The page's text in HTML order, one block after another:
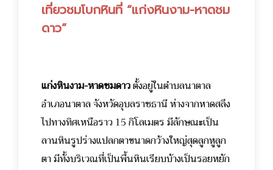
เที่ยวชมโบกหินที่ “แก่งหินงาม-หาดชม
ดาว”
แก่งหินงาม-หาดชมดาวตั้งอยู่ในตำบลนาตาล
อำเภอนาตาล จังหวัดอุบลราชธานี ห่างจากหาดสลึง
ไปทางทิศเหนือราว 15 กิโลเมตร มีลักษณะเป็น
ลานหินรูปร่างแปลกตาขนาดกว้างใหญ่สุดลูกหูลูก
ตา มีทั้งบริเวณที่เป็นพื้นหินเรียบบ้างเป็นรอยหยัก